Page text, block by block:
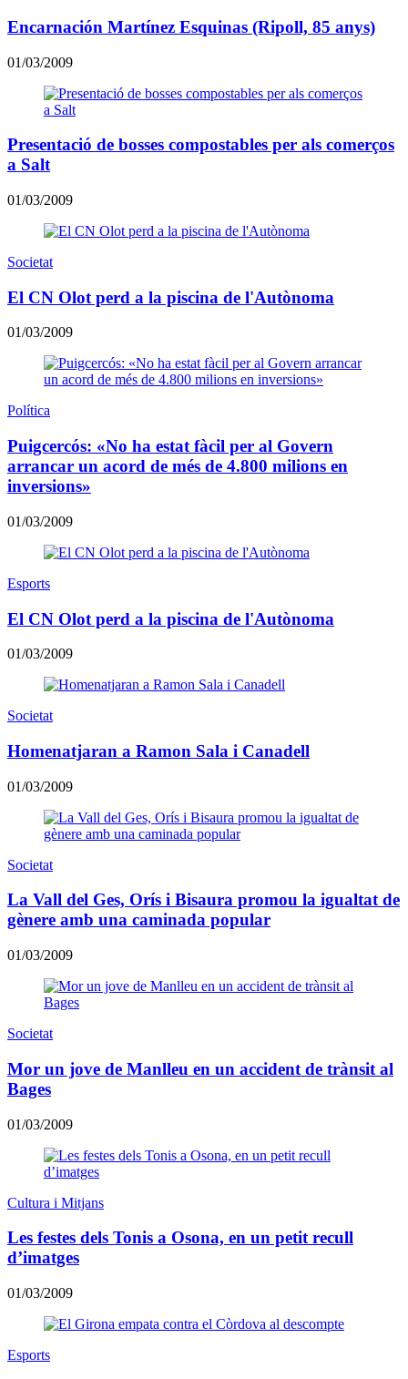
Encarnación Martínez Esquinas (Ripoll, 85 anys)
01/03/2009
Presentació de bosses compostables per als comerços
a Salt
01/03/2009
Societat
El CN Olot perd a la piscina de l'Autònoma
01/03/2009
Política
Puigcercós: «No ha estat fàcil per al Govern
arrancar un acord de més de 4.800 milions en
inversions»
01/03/2009
Esports
El CN Olot perd a la piscina de l'Autònoma
01/03/2009
Societat
Homenatjaran a Ramon Sala i Canadell
01/03/2009
Societat
La Vall del Ges, Orís i Bisaura promou la igualtat de
gènere amb una caminada popular
01/03/2009
Societat
Mor un jove de Manlleu en un accident de trànsit al
Bages
01/03/2009
Cultura i Mitjans
Les festes dels Tonis a Osona, en un petit recull
d’imatges
01/03/2009
Esports